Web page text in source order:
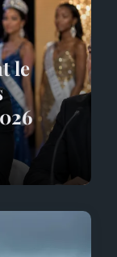
le